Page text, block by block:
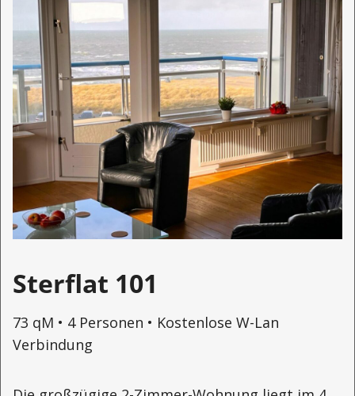
Sterflat 101
73 qM • 4 Personen • Kostenlose W-Lan
Verbindung